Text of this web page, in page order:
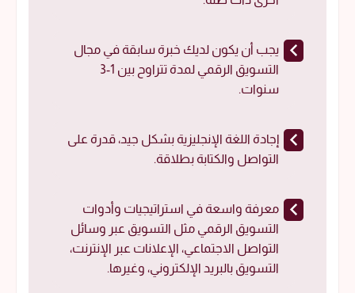
يجب أن يكون لديك خبرة سابقة في مجال
التسويق الرقمي لمدة تتراوح بين 1-3
سنوات.
إجادة اللغة الإنجليزية بشكل جيد، قدرة على
التواصل والكتابة بطلاقة.
معرفة واسعة في استراتيجيات وأدوات
التسويق الرقمي مثل التسويق عبر وسائل
التواصل الاجتماعي، الإعلانات عبر الإنترنت،
التسويق بالبريد الإلكتروني، وغيرها.